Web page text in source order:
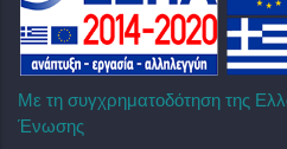
Με τη συγχρηματοδότηση της
Ένωσης